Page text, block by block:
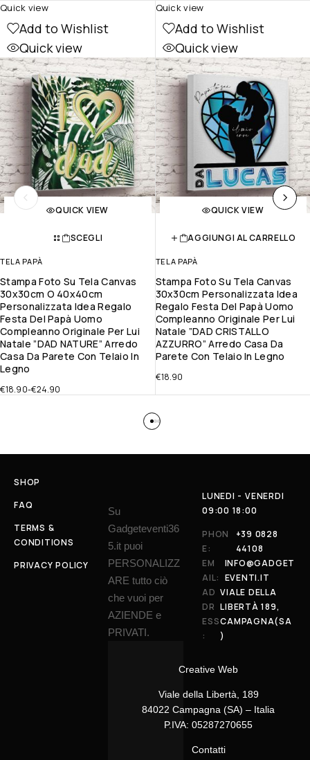
Add to Wishlist
Quick view
QUICK VIEW
SCEGLI
TELA PAPÀ
Stampa Foto Su Tela Canvas
30x30cm O 40x40cm
Personalizzata Idea Regalo
Festa Del Papà Uomo
Compleanno Originale Per Lui
Natale ”DAD NATURE” Arredo
Casa Da Parete Con Telaio In
Legno
€18.90-€24.90
Quick view
Add to Wishlist
Quick view
QUICK VIEW
AGGIUNGI AL CARRELLO
TELA PAPÀ
Stampa Foto Su Tela Canvas
30x30cm Personalizzata Idea
Regalo Festa Del Papà Uomo
Compleanno Originale Per Lui
Natale ”DAD CRISTALLO
AZZURRO” Arredo Casa Da
Parete Con Telaio In Legno
€18.90
Quick view
SHOP
FAQ
TERMS &
CONDITIONS
PRIVACY POLICY
Su
Gadgeteventi36
5.it puoi
PERSONALIZZ
ARE tutto ciò
che vuoi per
AZIENDE e
PRIVATI.
Creative Web
Viale della Libertà, 189
84022 Campagna (SA) – Italia
P.IVA: 05287270655
Contatti
LUNEDI - VENERDI
09:00 18:00
PHON
E:
+39 0828
44108
EM
AIL:
INFO@GADGET
EVENTI.IT
AD
DR
ESS
:
VIALE DELLA
LIBERTÀ 189,
CAMPAGNA(SA
)